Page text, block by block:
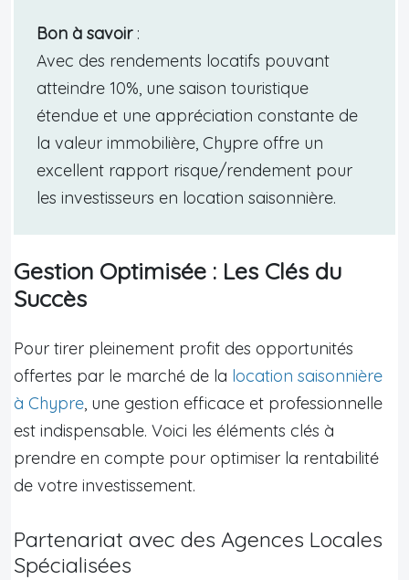
Bon à savoir:
Avec des rendements locatifs pouvant
atteindre 10%, une saison touristique
étendue et une appréciation constante de
la valeur immobilière, Chypre offre un
excellent rapport risque/rendement pour
les investisseurs en location saisonnière.
Gestion Optimisée : Les Clés du
Succès
Pour tirer pleinement profit des opportunités
offertes par le marché de la location saisonnière
à Chypre, une gestion efficace et professionnelle
est indispensable. Voici les éléments clés à
prendre en compte pour optimiser la rentabilité
de votre investissement.
Partenariat avec des Agences Locales
Spécialisées